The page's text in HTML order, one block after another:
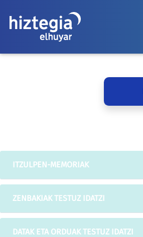
ITZULPEN-MEMORIAK
ZENBAKIAK TESTUZ IDATZI
DATAK ETA ORDUAK TESTUZ IDATZI